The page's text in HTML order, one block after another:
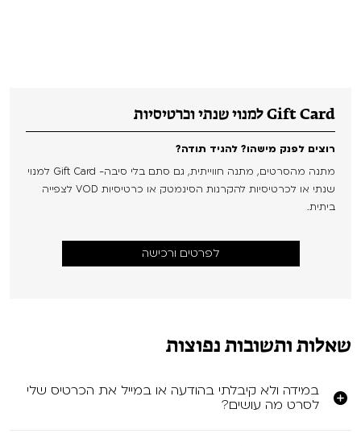
Gift Card למנוי שנתי וכרטיסיות
רוצים לפנק מישהו? להגיד תודה?
מתנה מהסרטים, מתנה חווייתית, גם סתם בלי סיבה- Gift Card למנוי
שנתי או לכרטיסיות להקרנות הסינמטק או כרטיסיות VOD לצפייה
ביתית.
לפרטים ורכישה
שאלות ותשובות נפוצות
במידה ולא קיבלתי בהודעה או במייל את הכרטיס שלי
לסרט מה עושים?